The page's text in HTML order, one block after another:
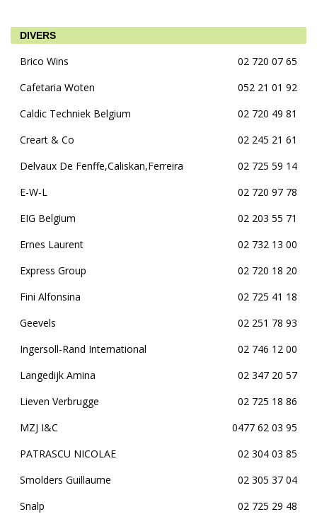
DIVERS
Brico Wins
02 720 07 65
Cafetaria Woten
052 21 01 92
Caldic Techniek Belgium
02 720 49 81
Creart & Co
02 245 21 61
Delvaux De Fenffe,Caliskan,Ferreira
02 725 59 14
E-W-L
02 720 97 78
EIG Belgium
02 203 55 71
Ernes Laurent
02 732 13 00
Express Group
02 720 18 20
Fini Alfonsina
02 725 41 18
Geevels
02 251 78 93
Ingersoll-Rand International
02 746 12 00
Langedijk Amina
02 347 20 57
Lieven Verbrugge
02 725 18 86
MZJ I&C
0477 62 03 95
PATRASCU NICOLAE
02 304 03 85
Smolders Guillaume
02 305 37 04
Snalp
02 725 29 48